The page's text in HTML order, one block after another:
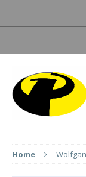
Home